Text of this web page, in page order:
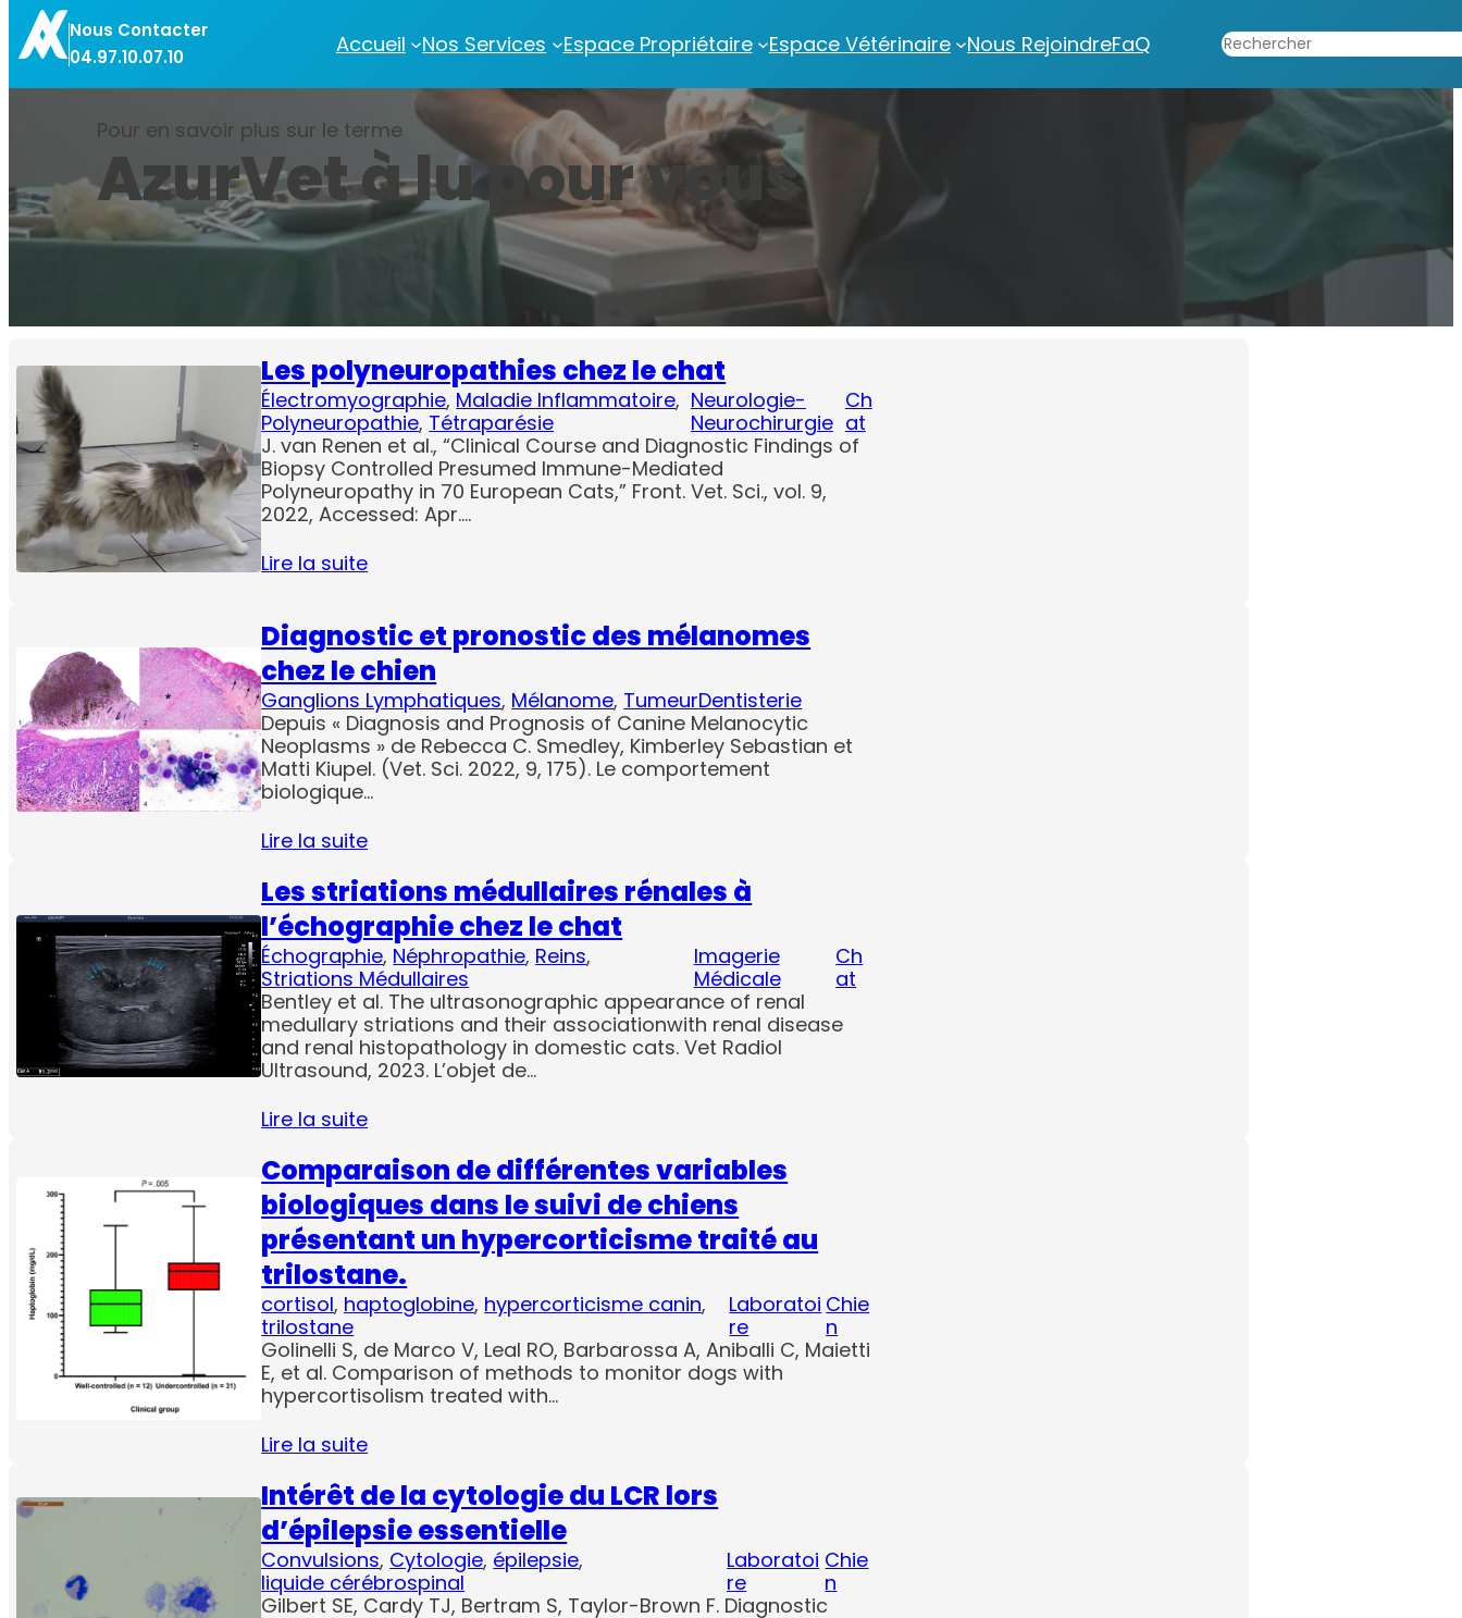
Aller
au
contenu
Nous Contacter
04.97.10.07.10
Accueil Nos Services Espace Propriétaire Espace Vétérinaire Nous RejoindreFaQ Rechercher
Pour en savoir plus sur le terme
AzurVet à lu pour vous
Les polyneuropathies chez le chat
Électromyographie, Maladie Inflammatoire,
Polyneuropathie, Tétraparésie
Neurologie-
Neurochirurgie
Ch
at
J. van Renen et al., “Clinical Course and Diagnostic Findings of
Biopsy Controlled Presumed Immune-Mediated
Polyneuropathy in 70 European Cats,” Front. Vet. Sci., vol. 9,
2022, Accessed: Apr.…
Lire la suite
Diagnostic et pronostic des mélanomes
chez le chien
Ganglions Lymphatiques, Mélanome, TumeurDentisterie
Depuis « Diagnosis and Prognosis of Canine Melanocytic
Neoplasms » de Rebecca C. Smedley, Kimberley Sebastian et
Matti Kiupel. (Vet. Sci. 2022, 9, 175). Le comportement
biologique…
Lire la suite
Les striations médullaires rénales à
l’échographie chez le chat
Échographie, Néphropathie, Reins,
Striations Médullaires
Imagerie
Médicale
Ch
at
Bentley et al. The ultrasonographic appearance of renal
medullary striations and their associationwith renal disease
and renal histopathology in domestic cats. Vet Radiol
Ultrasound, 2023. L’objet de…
Lire la suite
Comparaison de différentes variables
biologiques dans le suivi de chiens
présentant un hypercorticisme traité au
trilostane.
cortisol, haptoglobine, hypercorticisme canin,
trilostane
Laboratoi
re
Chie
n
Golinelli S, de Marco V, Leal RO, Barbarossa A, Aniballi C, Maietti
E, et al. Comparison of methods to monitor dogs with
hypercortisolism treated with…
Lire la suite
Intérêt de la cytologie du LCR lors
d’épilepsie essentielle
Convulsions, Cytologie, épilepsie,
liquide cérébrospinal
Laboratoi
re
Chie
n
Gilbert SE, Cardy TJ, Bertram S, Taylor-Brown F. Diagnostic